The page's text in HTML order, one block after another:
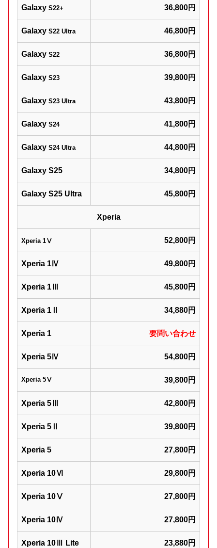
Galaxy S22+ 36,800円
Galaxy S22 Ultra 46,800円
Galaxy S22 36,800円
Galaxy S23 39,800円
Galaxy S23 Ultra 43,800円
Galaxy S24 41,800円
Galaxy S24 Ultra 44,800円
Galaxy S25 34,800円
Galaxy S25 Ultra 45,800円
Xperia
Xperia 1Ⅴ 52,800円
Xperia 1Ⅳ 49,800円
Xperia 1Ⅲ 45,800円
Xperia 1Ⅱ 34,880円
Xperia 1 要問い合わせ
Xperia 5Ⅳ 54,800円
Xperia 5Ⅴ 39,800円
Xperia 5Ⅲ 42,800円
Xperia 5Ⅱ 39,800円
Xperia 5 27,800円
Xperia 10Ⅵ 29,800円
Xperia 10Ⅴ 27,800円
Xperia 10Ⅳ 27,800円
Xperia 10Ⅲ Lite 23,880円